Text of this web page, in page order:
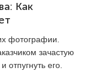
Как
фотографии.
зачастую
отпугнуть его.